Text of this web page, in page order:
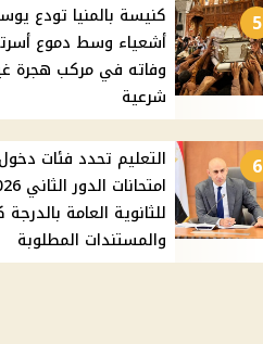
5
كنيسة بالمنيا تودع
أشعياء وسط دموع
وفاته في مركب هجرة
شرعية
6
التعليم تحدد فئات دخول
امتحانات
للثانوية العامة بالدرجة
والمستندات المطلوبة